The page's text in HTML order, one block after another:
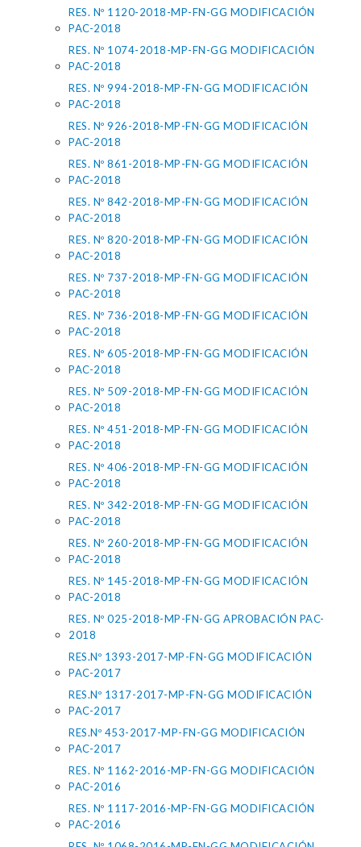
RES. Nº 1120-2018-MP-FN-GG MODIFICACIÓN
PAC-2018
RES. Nº 1074-2018-MP-FN-GG MODIFICACIÓN
PAC-2018
RES. Nº 994-2018-MP-FN-GG MODIFICACIÓN
PAC-2018
RES. Nº 926-2018-MP-FN-GG MODIFICACIÓN
PAC-2018
RES. Nº 861-2018-MP-FN-GG MODIFICACIÓN
PAC-2018
RES. Nº 842-2018-MP-FN-GG MODIFICACIÓN
PAC-2018
RES. Nº 820-2018-MP-FN-GG MODIFICACIÓN
PAC-2018
RES. Nº 737-2018-MP-FN-GG MODIFICACIÓN
PAC-2018
RES. Nº 736-2018-MP-FN-GG MODIFICACIÓN
PAC-2018
RES. Nº 605-2018-MP-FN-GG MODIFICACIÓN
PAC-2018
RES. Nº 509-2018-MP-FN-GG MODIFICACIÓN
PAC-2018
RES. Nº 451-2018-MP-FN-GG MODIFICACIÓN
PAC-2018
RES. Nº 406-2018-MP-FN-GG MODIFICACIÓN
PAC-2018
RES. Nº 342-2018-MP-FN-GG MODIFICACIÓN
PAC-2018
RES. Nº 260-2018-MP-FN-GG MODIFICACIÓN
PAC-2018
RES. Nº 145-2018-MP-FN-GG MODIFICACIÓN
PAC-2018
RES. Nº 025-2018-MP-FN-GG APROBACIÓN PAC-
2018
RES.Nº 1393-2017-MP-FN-GG MODIFICACIÓN
PAC-2017
RES.Nº 1317-2017-MP-FN-GG MODIFICACIÓN
PAC-2017
RES.Nº 453-2017-MP-FN-GG MODIFICACIÓN
PAC-2017
RES. Nº 1162-2016-MP-FN-GG MODIFICACIÓN
PAC-2016
RES. Nº 1117-2016-MP-FN-GG MODIFICACIÓN
PAC-2016